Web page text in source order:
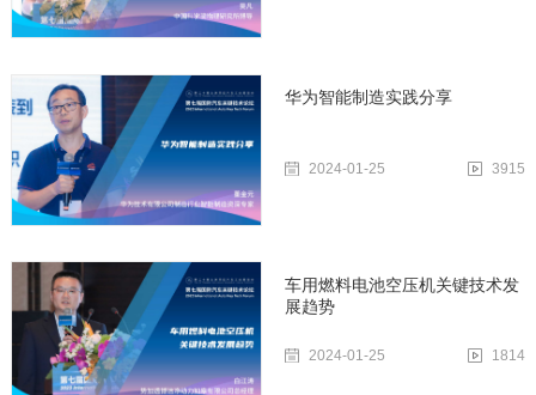
华为智能制造实践分享
2024-01-25 3915
车用燃料电池空压机关键技术发
展趋势
2024-01-25 1814